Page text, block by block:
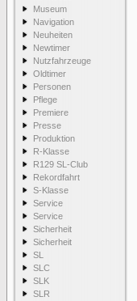
Museum
Navigation
Neuheiten
Newtimer
Nutzfahrzeuge
Oldtimer
Personen
Pflege
Premiere
Presse
Produktion
R-Klasse
R129 SL-Club
Rekordfahrt
S-Klasse
Service
Service
Sicherheit
Sicherheit
SL
SLC
SLK
SLR